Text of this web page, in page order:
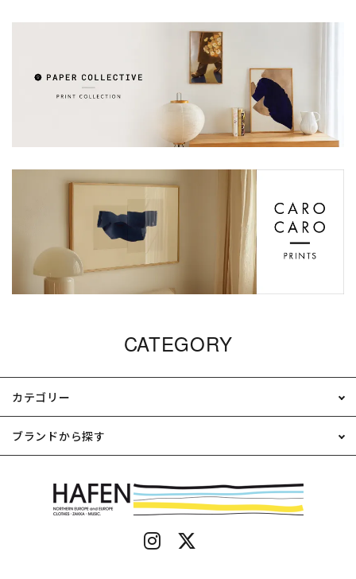
CATEGORY
カテゴリー
ブランドから探す